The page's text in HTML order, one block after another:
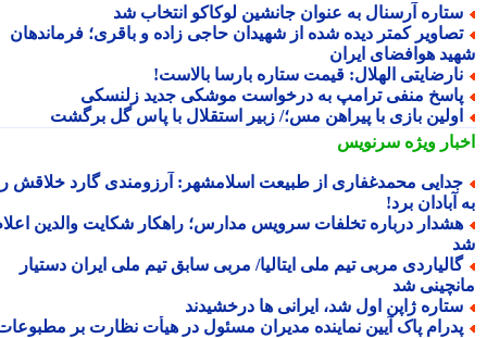
آرسنال به عنوان جانشین لوکاکو انتخاب شد
کمتر دیده شده از شهیدان حاجی زاده و باقری؛ فرماندهان
هوافضای ایران
الهلال: قیمت ستاره بارسا بالاست!
منفی ترامپ به درخواست موشکی جدید زلنسکی
بازی با پیراهن مس؛/ زبیر استقلال با پاس گل برگشت
ویژهسرنویس
محمدغفاری از طبیعت اسلامشهر: آرزومندی گارد خلاقش را
آبادان برد!
درباره تخلفات سرویس مدارس؛ راهکار شکایت والدین اعلام
مربی تیم ملی ایتالیا/ مربی سابق تیم ملی ایران دستیار
شد
ژاپن اول شد، ایرانی ها درخشیدند
پاک آیین نماینده مدیران مسئول در هیأت نظارت بر مطبوعات